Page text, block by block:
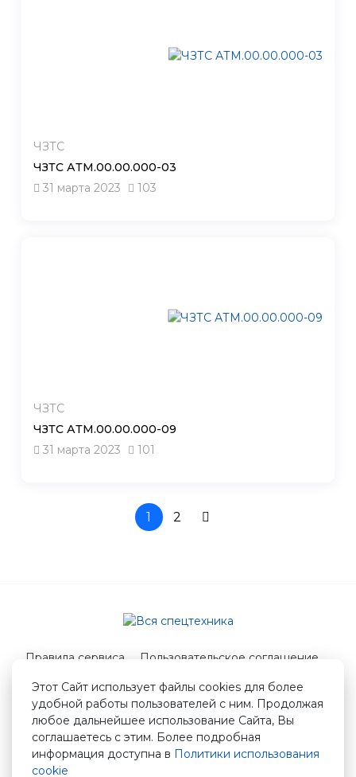
ЧЗТС
ЧЗТС АТМ.00.00.000-03
31 марта 2023
103
ЧЗТС
ЧЗТС АТМ.00.00.000-09
31 марта 2023
101
1 2
Этот Сайт использует файлы cookies для более
удобной работы пользователей с ним. Продолжая
любое дальнейшее использование Сайта, Вы
соглашаетесь с этим. Более подробная
информация доступна в Политики использования
cookie
Правила сервиса
Пользовательское соглашение
© 2026 Вся спецтехника
info@vstshop.ru